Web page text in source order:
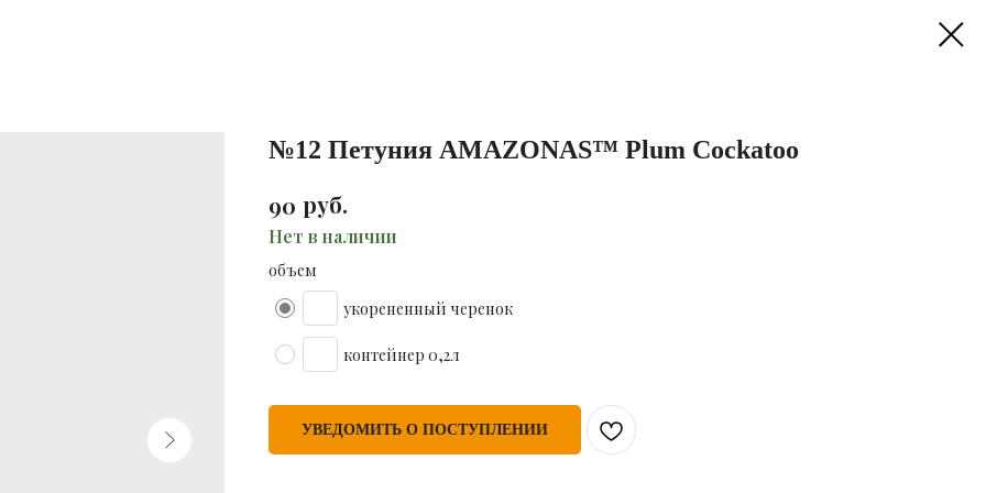
№12 Петуния AMAZONAS™ Plum Cockatoo
90 руб.
Нет в наличии
объем
укорененный черенок
контейнер 0,2л
УВЕДОМИТЬ О ПОСТУПЛЕНИИ